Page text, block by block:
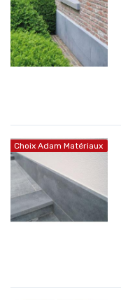
Choix Adam Matériaux